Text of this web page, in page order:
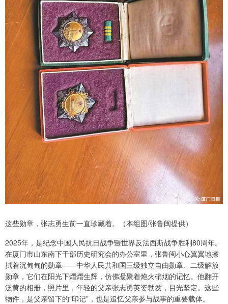
这些勋章，张志勇生前一直珍藏着。（本组图/张鲁闽提供）
2025年，是纪念中国人民抗日战争暨世界反法西斯战争胜利80周年。
在厦门市山东南下干部历史研究会的办公室里，张鲁闽小心翼翼地擦
拭着沉甸甸的勋章——中华人民共和国三级独立自由勋章、二级解放
勋章，它们在阳光下熠熠生辉，仿佛凝聚着炮火硝烟的记忆。他翻开
泛黄的相册，照片里，年轻的父亲张志勇英姿勃发，目光坚定。这些
物件，是父亲留下的“印记”，也是追忆父亲参与战事的重要载体。